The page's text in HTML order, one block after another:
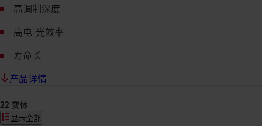
高调制深度
高电-光效率
寿命长
产品详情
22 变体
显示全部